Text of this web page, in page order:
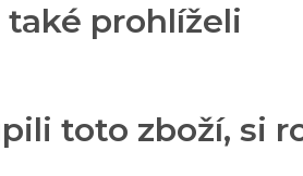
prohlíželi
toto zboží, si